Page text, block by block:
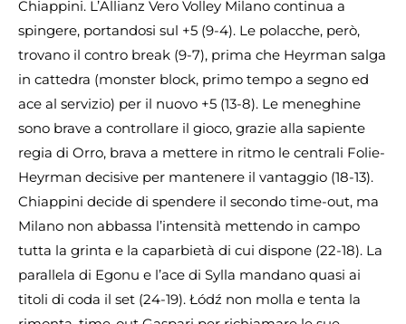
Chiappini. L’Allianz Vero Volley Milano continua a
spingere, portandosi sul +5 (9-4). Le polacche, però,
trovano il contro break (9-7), prima che Heyrman salga
in cattedra (monster block, primo tempo a segno ed
ace al servizio) per il nuovo +5 (13-8). Le meneghine
sono brave a controllare il gioco, grazie alla sapiente
regia di Orro, brava a mettere in ritmo le centrali Folie-
Heyrman decisive per mantenere il vantaggio (18-13).
Chiappini decide di spendere il secondo time-out, ma
Milano non abbassa l’intensità mettendo in campo
tutta la grinta e la caparbietà di cui dispone (22-18). La
parallela di Egonu e l’ace di Sylla mandano quasi ai
titoli di coda il set (24-19). Łódź non molla e tenta la